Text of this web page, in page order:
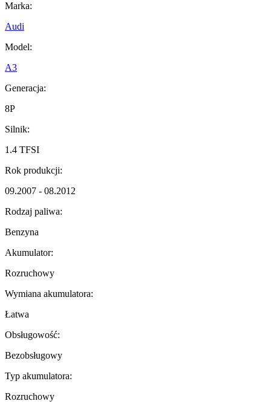
Marka:
Audi
Model:
A3
Generacja:
8P
Silnik:
1.4 TFSI
Rok produkcji:
09.2007 - 08.2012
Rodzaj paliwa:
Benzyna
Akumulator:
Rozruchowy
Wymiana akumulatora:
Łatwa
Obsługowość:
Bezobsługowy
Typ akumulatora:
Rozruchowy